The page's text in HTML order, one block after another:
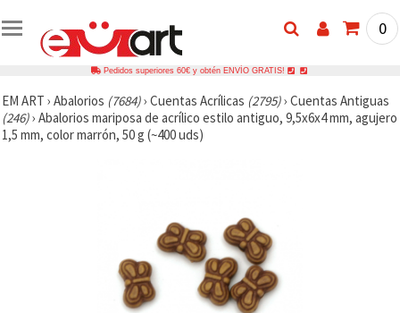
0
Pedidos superiores 60€ y obtén ENVÍO GRATIS!
EM ART › Abalorios (7684)› Cuentas Acrílicas (2795)› Cuentas Antiguas
(246)› Abalorios mariposa de acrílico estilo antiguo, 9,5x6x4 mm, agujero
1,5 mm, color marrón, 50 g (~400 uds)